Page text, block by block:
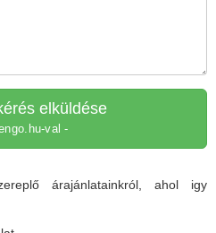
elküldése
val -
árajánlatainkról, ahol igy